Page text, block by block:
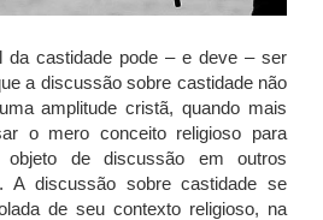
da castidade pode – e deve – ser
a discussão sobre castidade não
amplitude cristã, quando mais
o mero conceito religioso para
objeto de discussão em outros
A discussão sobre castidade se
de seu contexto religioso, na